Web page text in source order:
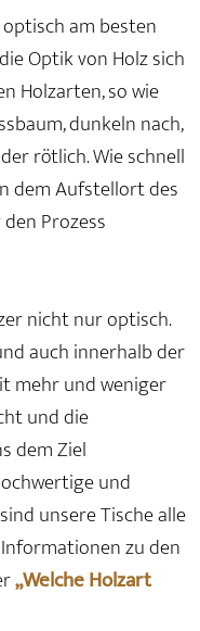
am besten
Optik von Holz sich
Holzarten, so wie
dunkeln nach,
rötlich. Wie schnell
dem Aufstellort des
Prozess
nicht nur optisch.
auch innerhalb der
mehr und weniger
und die
dem Ziel
und
unsere Tische alle
zu den
„Welche Holzart